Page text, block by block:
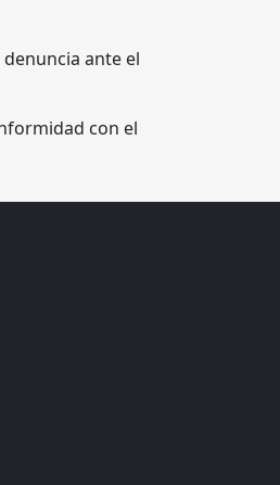
ante el
con el